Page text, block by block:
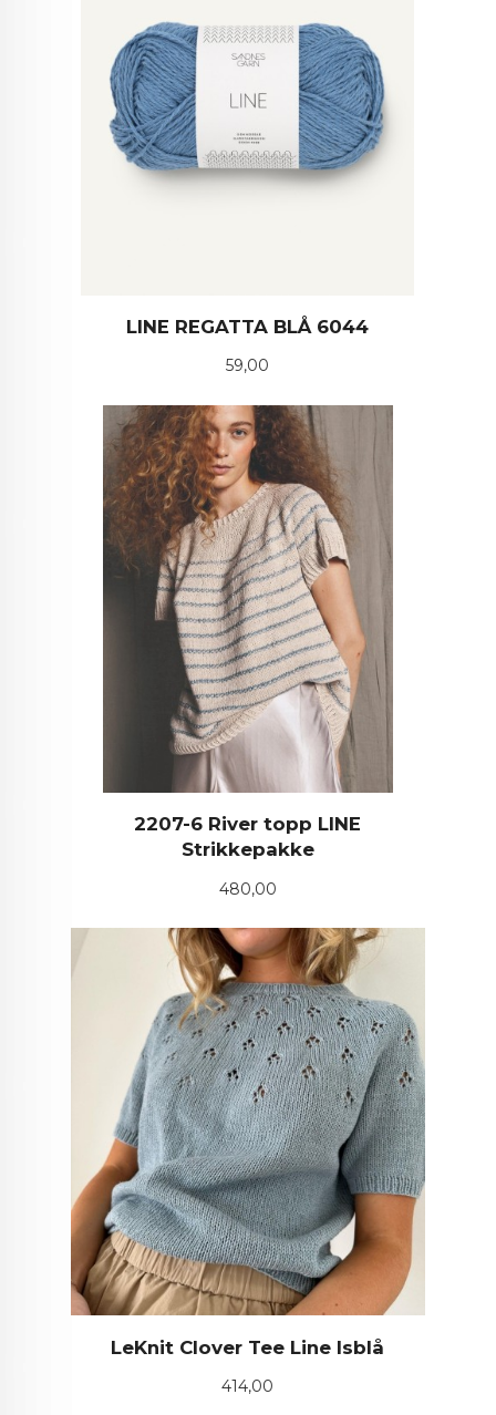
LINE REGATTA BLÅ 6044
Pris
59,00
2207-6 River topp LINE
Strikkepakke
Pris
480,00
LeKnit Clover Tee Line Isblå
Pris
414,00